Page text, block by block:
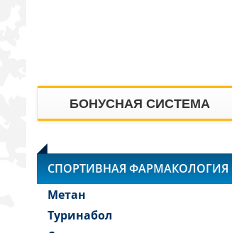
БОНУСНАЯ СИСТЕМА
СПОРТИВНАЯ ФАРМАКОЛОГИЯ
Метан
Туринабол